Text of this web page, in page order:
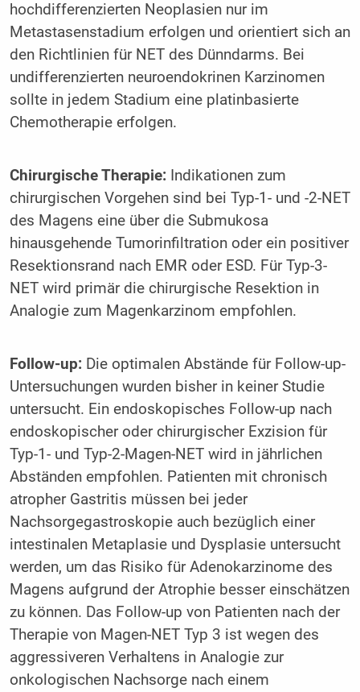
hochdifferenzierten Neoplasien nur im
Metastasenstadium erfolgen und orientiert sich an
den Richtlinien für NET des Dünndarms. Bei
undifferenzierten neuroendokrinen Karzinomen
sollte in jedem Stadium eine platinbasierte
Chemotherapie erfolgen.
Chirurgische Therapie:Indikationen zum
chirurgischen Vorgehen sind bei Typ-1- und -2-NET
des Magens eine über die Submukosa
hinausgehende Tumorinfiltration oder ein positiver
Resektionsrand nach EMR oder ESD. Für Typ-3-
NET wird primär die chirurgische Resektion in
Analogie zum Magenkarzinom empfohlen.
Follow-up:Die optimalen Abstände für Follow-up-
Untersuchungen wurden bisher in keiner Studie
untersucht. Ein endoskopisches Follow-up nach
endoskopischer oder chirurgischer Exzision für
Typ-1- und Typ-2-Magen-NET wird in jährlichen
Abständen empfohlen. Patienten mit chronisch
atropher Gastritis müssen bei jeder
Nachsorgegastroskopie auch bezüglich einer
intestinalen Metaplasie und Dysplasie untersucht
werden, um das Risiko für Adenokarzinome des
Magens aufgrund der Atrophie besser einschätzen
zu können. Das Follow-up von Patienten nach der
Therapie von Magen-NET Typ 3 ist wegen des
aggressiveren Verhaltens in Analogie zur
onkologischen Nachsorge nach einem